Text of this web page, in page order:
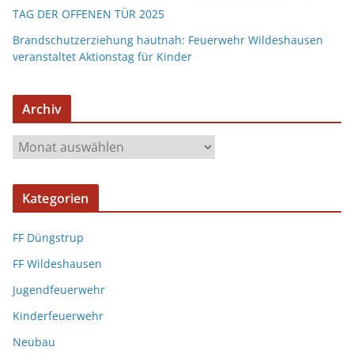
TAG DER OFFENEN TÜR 2025
Brandschutzerziehung hautnah: Feuerwehr Wildeshausen
veranstaltet Aktionstag für Kinder
Archiv
Kategorien
FF Düngstrup
FF Wildeshausen
Jugendfeuerwehr
Kinderfeuerwehr
Neubau